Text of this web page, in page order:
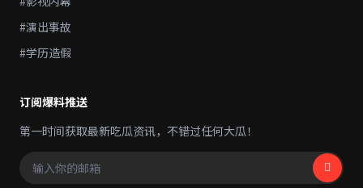
#演出事故
#学历造假
订阅爆料推送
第一时间获取最新吃瓜资讯，不错过任何大瓜！